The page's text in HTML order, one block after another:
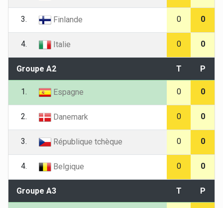
3. Finlande 0 0
4. Italie 0 0
Groupe A2 T P
1. Espagne 0 0
2. Danemark 0 0
3. République tchèque 0 0
4. Belgique 0 0
Groupe A3 T P